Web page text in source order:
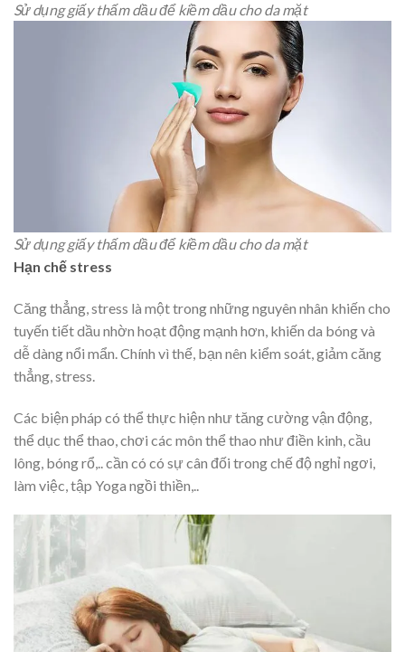
Sử dụng giấy thấm dầu để kiềm dầu cho da mặt
Sử dụng giấy thấm dầu để kiềm dầu cho da mặt
Hạn chế stress
Căng thẳng, stress là một trong những nguyên nhân khiến cho
tuyến tiết dầu nhờn hoạt động mạnh hơn, khiến da bóng và
dễ dàng nổi mẩn. Chính vì thế, bạn nên kiểm soát, giảm căng
thẳng, stress.
Các biện pháp có thể thực hiện như tăng cường vận động,
thể dục thể thao, chơi các môn thể thao như điền kinh, cầu
lông, bóng rổ,.. cần có có sự cân đối trong chế độ nghỉ ngơi,
làm việc, tập Yoga ngồi thiền,..